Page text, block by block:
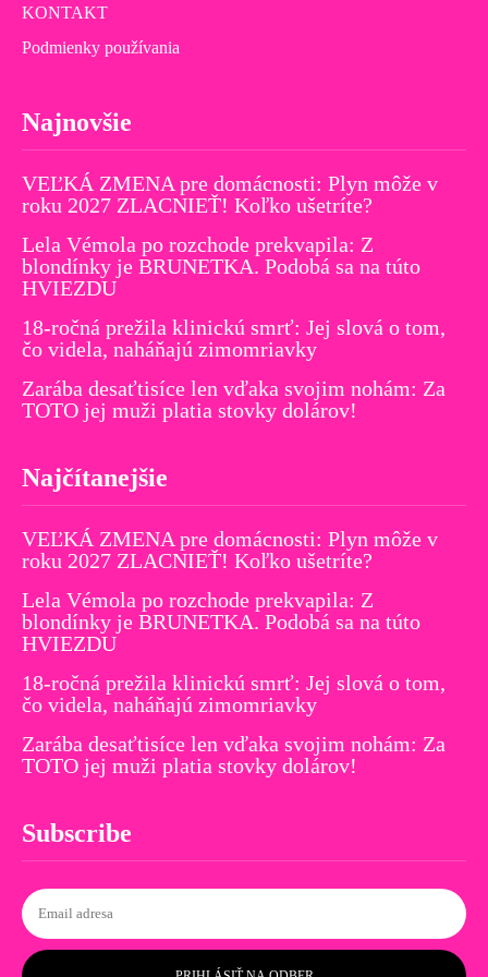
KONTAKT
Podmienky používania
Najnovšie
VEĽKÁ ZMENA pre domácnosti: Plyn môže v
roku 2027 ZLACNIEŤ! Koľko ušetríte?
Lela Vémola po rozchode prekvapila: Z
blondínky je BRUNETKA. Podobá sa na túto
HVIEZDU
18-ročná prežila klinickú smrť: Jej slová o tom,
čo videla, naháňajú zimomriavky
Zarába desaťtisíce len vďaka svojim nohám: Za
TOTO jej muži platia stovky dolárov!
Najčítanejšie
VEĽKÁ ZMENA pre domácnosti: Plyn môže v
roku 2027 ZLACNIEŤ! Koľko ušetríte?
Lela Vémola po rozchode prekvapila: Z
blondínky je BRUNETKA. Podobá sa na túto
HVIEZDU
18-ročná prežila klinickú smrť: Jej slová o tom,
čo videla, naháňajú zimomriavky
Zarába desaťtisíce len vďaka svojim nohám: Za
TOTO jej muži platia stovky dolárov!
Subscribe